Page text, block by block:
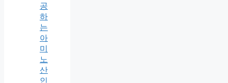
공
하
는
아
미
노
산
인